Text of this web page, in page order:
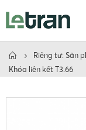
Riêng tư: Sản
Khóa liên kết T3.66